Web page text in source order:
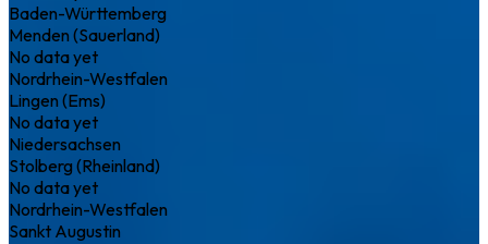
Baden-Württemberg
Menden (Sauerland)
No data yet
Nordrhein-Westfalen
Lingen (Ems)
No data yet
Niedersachsen
Stolberg (Rheinland)
No data yet
Nordrhein-Westfalen
Sankt Augustin